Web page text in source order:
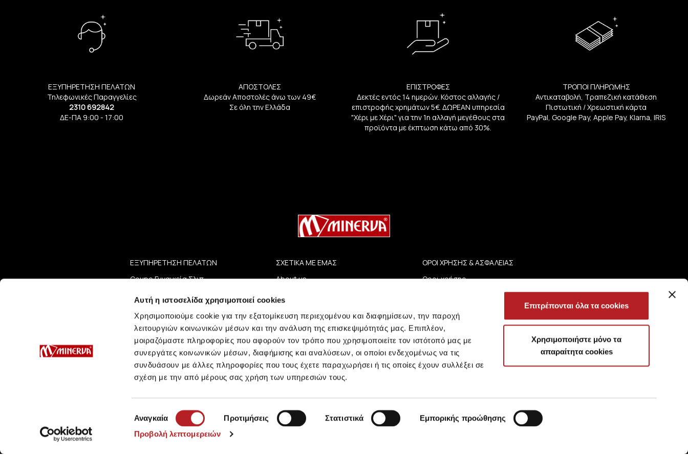
Αυτή η ιστοσελίδα χρησιμοποιεί cookies
Χρησιμοποιούμε cookie για την εξατομίκευση περιεχομένου και διαφημίσεων, την παροχή
λειτουργιών κοινωνικών μέσων και την ανάλυση της επισκεψιμότητάς μας. Επιπλέον,
μοιραζόμαστε πληροφορίες που αφορούν τον τρόπο που χρησιμοποιείτε τον ιστότοπό μας με
συνεργάτες κοινωνικών μέσων, διαφήμισης και αναλύσεων, οι οποίοι ενδεχομένως να τις
συνδυάσουν με άλλες πληροφορίες που τους έχετε παραχωρήσει ή τις οποίες έχουν συλλέξει σε
σχέση με την από μέρους σας χρήση των υπηρεσιών τους.
συγκατάθεσης
Αναγκαία Προτιμήσεις Στατιστικά
Εμπορικής προώθησης
Προβολή λεπτομερειών
Επιτρέπονται όλα τα cookies
Χρησιμοποιήστε μόνο τα
απαραίτητα cookies
ΕΞΥΠΗΡΕΤΗΣΗ ΠΕΛΑΤΩΝ
Τηλεφωνικές Παραγγελίες
2310 692842
ΔΕ-ΠΑ 9:00 - 17:00
ΑΠΟΣΤΟΛΕΣ
Δωρεάν Αποστολές άνω των 49€
Σε όλη την Ελλάδα
ΕΠΙΣΤΡΟΦΕΣ
Δεκτές εντός 14 ημερών. Κόστος αλλαγής /
επιστροφής χρημάτων 5€. ΔΩΡΕΑΝ υπηρεσία
"Χέρι με Χέρι" για την 1η αλλαγή μεγέθους στα
προϊόντα με έκπτωση κάτω από 30%.
ΤΡΟΠΟΙ ΠΛΗΡΩΜΗΣ
Αντικαταβολή, Τραπεζική κατάθεση
Πιστωτική / Χρεωστική κάρτα
PayPal, Google Pay, Apple Pay, Klarna, IRIS
ΕΞΥΠΗΡΕΤΗΣΗ ΠΕΛΑΤΩΝ
Coupe Γυναικεία Σλιπ
Coupe Μαγιό Σλιπ
Συμβουλές Φροντίδας
Μεγεθολόγιο
ΣΧΕΤΙΚΑ ΜΕ ΕΜΑΣ
About us
Επικοινωνία
B2B Portal
Επενδυτές (IR)
ΑΝΑΚΟΙΝΩΣΕΙΣ ΧΑΑ
Εταιρεία
ΟΡΟΙ ΧΡΗΣΗΣ & ΑΣΦΑΛΕΙΑΣ
Οροι χρήσης
Συχνές Ερωτήσεις